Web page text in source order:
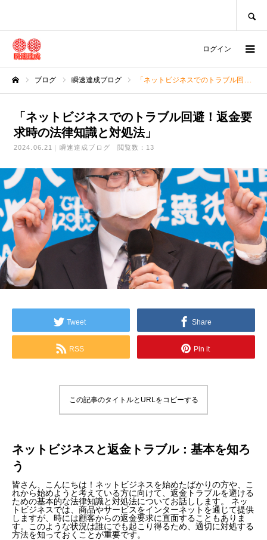
ログイン
ブログ 瞬速達成ブログ 「ネットビジネスでのトラブル回避！返金要求時の法律知識と対処法」
「ネットビジネスでのトラブル回避！返金要
求時の法律知識と対処法」
2024.06.21 瞬速達成ブログ 閲覧数：13
Tweet Share
RSS Pin it
この記事のタイトルとURLをコピーする
ネットビジネスと返金トラブル：基本を知ろ
う
皆さん、こんにちは！ネットビジネスを始めたばかりの方や、こ
れから始めようと考えている方に向けて、返金トラブルを避ける
ための基本的な法律知識と対処法についてお話しします。 ネッ
トビジネスでは、商品やサービスをインターネットを通じて提供
しますが、時には顧客からの返金要求に直面することもありま
す。このような状況は誰にでも起こり得るため、適切に対処する
方法を知っておくことが重要です。